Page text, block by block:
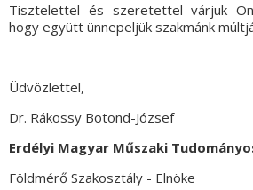
Tisztelettel és szeretettel várjuk
hogy együtt ünnepeljük szakmánk
Üdvözlettel,
Dr. Rákossy Botond-József
Erdélyi Magyar Műszaki
Földmérő Szakosztály - Elnöke